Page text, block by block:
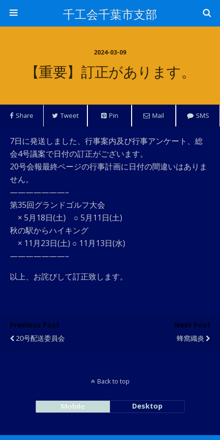
千工会千葉市支部
2024-03-09
【重要】訂正があります。
Share Tweet Pin Mail SMS
7日に発送しました、行事案内及び行事アンケート、総
会4号議案で日付の訂正がございます。
20号会報最終ページの行事計画に日付の間違いはありま
せん。
———————–
第35回グランドゴルフ大会
× 5月18日(土) ○ 5月11日(土)
秋の駅からハイキング
× 11月23日(土) ○ 11月13日(水)
———————–
以上、お詫びして訂正致します。
Previous Post
20号配送委員会
Next Post
蜂窩織炎
Back to top
Mobile Desktop